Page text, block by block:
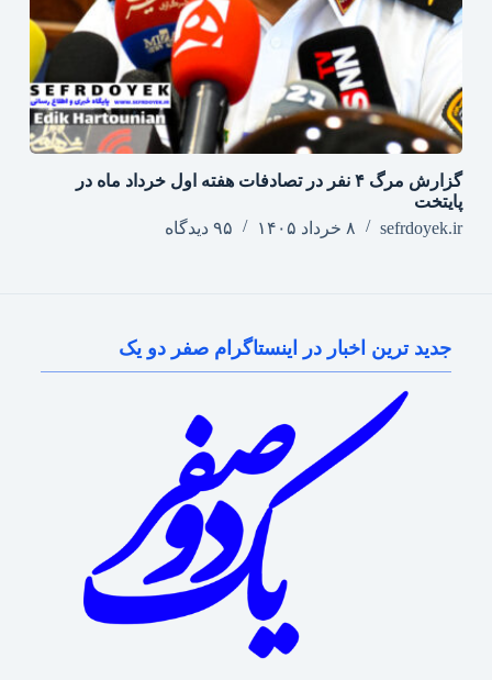
گزارش مرگ ۴ نفر در تصادفات هفته اول خرداد ماه در
پایتخت
sefrdoyek.ir
۸ خرداد ۱۴۰۵ ۹۵ دیدگاه
جدید ترین اخبار در اینستاگرام صفر دو یک